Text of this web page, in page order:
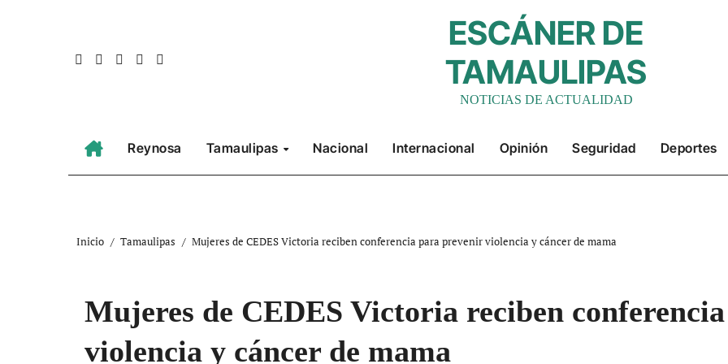
ESCÁNER DE
TAMAULIPAS
NOTICIAS DE ACTUALIDAD
Reynosa Tamaulipas Nacional Internacional Opinión Seguridad Deportes
Inicio Tamaulipas Mujeres de CEDES Victoria reciben conferencia para prevenir violencia y cáncer de mama
Mujeres de CEDES Victoria reciben
violencia y cáncer de mama